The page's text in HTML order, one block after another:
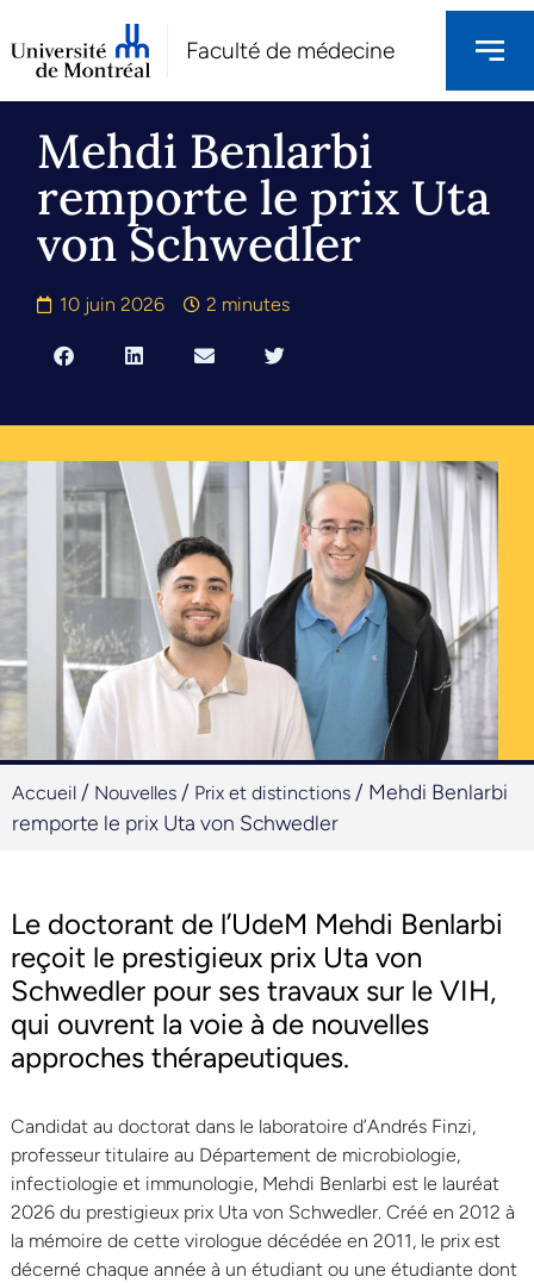
Faculté de médecine
Mehdi Benlarbi
remporte le prix Uta
von Schwedler
10 juin 2026 2 minutes
Accueil / Nouvelles / Prix et distinctions / Mehdi Benlarbi
remporte le prix Uta von Schwedler
Le doctorant de l’UdeM Mehdi Benlarbi
reçoit le prestigieux prix Uta von
Schwedler pour ses travaux sur le VIH,
qui ouvrent la voie à de nouvelles
approches thérapeutiques.
Candidat au doctorat dans le laboratoire d’Andrés Finzi,
professeur titulaire au Département de microbiologie,
infectiologie et immunologie, Mehdi Benlarbi est le lauréat
2026 du prestigieux prix Uta von Schwedler. Créé en 2012 à
la mémoire de cette virologue décédée en 2011, le prix est
décerné chaque année à un étudiant ou une étudiante dont